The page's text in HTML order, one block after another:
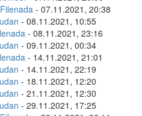
Filenada - 07.11.2021, 20:38
- 08.11.2021, 10:55
- 08.11.2021, 23:16
- 09.11.2021, 00:34
- 14.11.2021, 21:01
- 14.11.2021, 22:19
- 18.11.2021, 12:20
- 21.11.2021, 12:30
- 29.11.2021, 17:25